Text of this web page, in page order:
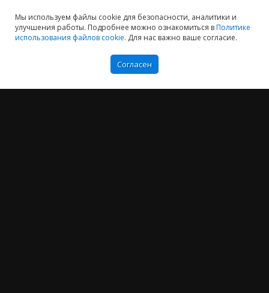
Мы используем файлы cookie для безопасности, аналитики и
улучшения работы. Подробнее можно ознакомиться вПолитике
использования файлов cookie. Для нас важно ваше согласие.
Согласен